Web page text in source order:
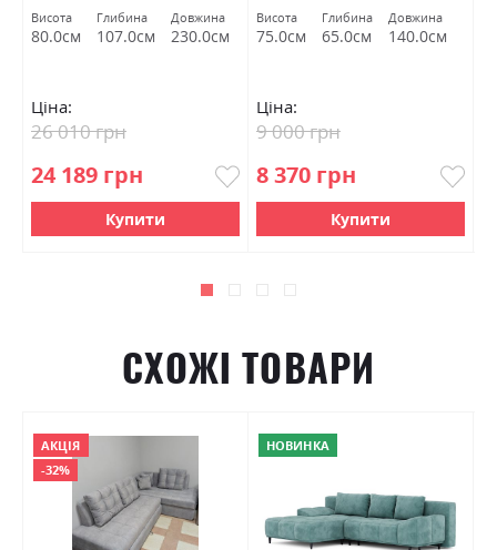
Висота
80.0см
Глибина
107.0см
Довжина
230.0см
Ціна:
24 189 грн
26 010 грн
Купити
Висота
75.0см
Глибина
65.0см
Довжина
140.0см
Ціна:
8 370 грн
9 000 грн
Купити
СХОЖІ ТОВАРИ
АКЦІЯ
-32%
НОВИНКА